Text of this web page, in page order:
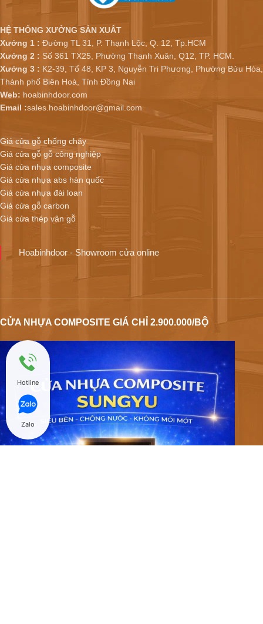
HỆ THỐNG XƯỞNG SẢN XUẤT
Xưởng 1 : Đường TL 31, P. Thạnh Lộc, Q. 12, Tp.HCM
Xưởng 2 : Số 361 TX25, Phường Thạnh Xuân, Q12, TP. HCM.
Xưởng 3 : K2-39, Tổ 48, KP 3, Nguyễn Tri Phương, Phường Bửu Hòa,
Thành phố Biên Hoà, Tỉnh Đồng Nai
Web: hoabinhdoor.com
Email :sales.hoabinhdoor@gmail.com
Giá cửa gỗ chống cháy
Giá cửa gỗ gỗ công nghiệp
Giá cửa nhựa composite
Giá cửa nhựa abs hàn quốc
Giá cửa nhựa đài loan
Giá cửa gỗ carbon
Giá cửa thép vân gỗ
Hoabinhdoor - Showroom cửa online
CỬA NHỰA COMPOSITE GIÁ CHỈ 2.900.000/BỘ
Hotline
Zalo